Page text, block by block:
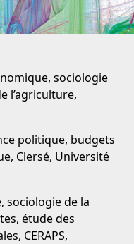
sociologie
l’agriculture,
politique, budgets
Clersé, Université
sociologie de la
étude des
CERAPS,